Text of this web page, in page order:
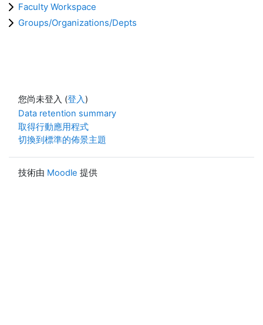
Faculty Workspace
Groups/Organizations/Depts
您尚未登入 (登入)
Data retention summary
取得行動應用程式
切換到標準的佈景主題
技術由 Moodle 提供